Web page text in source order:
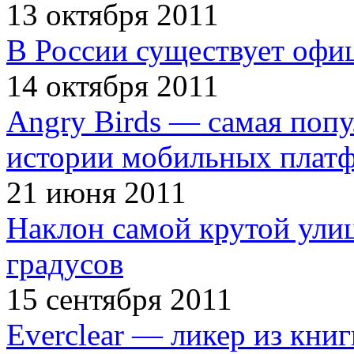
13 октября 2011
В России существует
14 октября 2011
Angry Birds — самая
истории мобильных
21 июня 2011
Наклон самой крутой
градусов
15 сентября 2011
Everclear — ликер из